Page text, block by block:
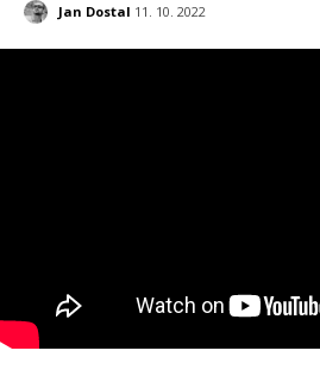
Jan Dostal 11. 10. 2022